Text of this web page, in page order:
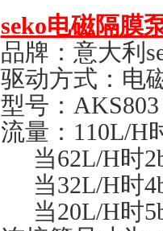
seko电磁隔膜
品牌：意大利
驱动方式：电
型号：AKS803
流量：110L/H
当62L/H时
当32L/H时
当20L/H时